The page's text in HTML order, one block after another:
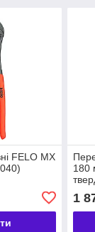
FELO MX
180
1